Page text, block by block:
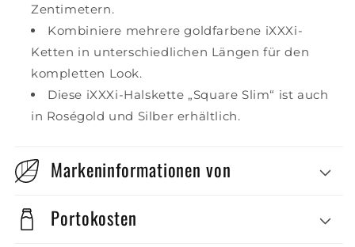
Zentimetern.
Kombiniere mehrere goldfarbene iXXXi-
Ketten in unterschiedlichen Längen für den
kompletten Look.
Diese iXXXi-Halskette „Square Slim“ ist auch
in Roségold und Silber erhältlich.
Markeninformationen von
Portokosten